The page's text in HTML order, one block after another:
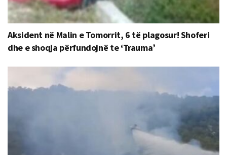
Aksident në Malin e Tomorrit, 6 të plagosur! Shoferi
dhe e shoqja përfundojnë te ‘Trauma’